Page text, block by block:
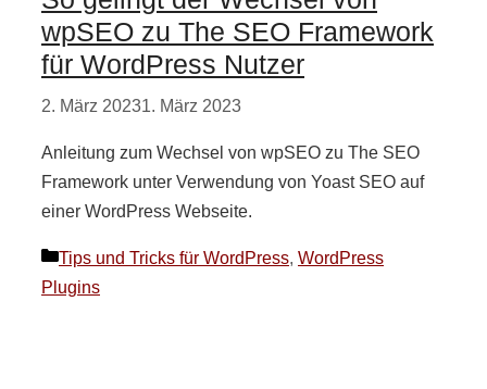
wpSEO zu The SEO Framework
für WordPress Nutzer
2. März 20231. März 2023
Anleitung zum Wechsel von wpSEO zu The SEO
Framework unter Verwendung von Yoast SEO auf
einer WordPress Webseite.
Kategorien
Tips und Tricks für WordPress, WordPress
Plugins